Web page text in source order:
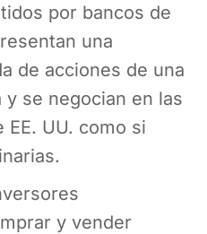
por bancos de
una
de acciones de una
se negocian en las
UU. como si
y vender